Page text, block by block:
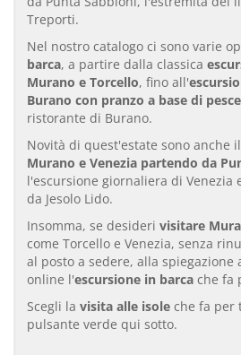
Treporti.
Nel nostro catalogo ci sono varie
barca, a partire dalla classica
Murano e Torcello, fino all'
Burano con pranzo a base di pesce
ristorante di Burano.
Novità di quest'estate sono anche il
Murano e Venezia partendo da
l'escursione giornaliera di Venezia
da Jesolo Lido.
Insomma, se desideri visitare
come Torcello e Venezia, senza
al posto a sedere, alla spiegazione
online l'escursione in barca che fa
Scegli la visita alle isole che fa per
pulsante verde qui sotto.